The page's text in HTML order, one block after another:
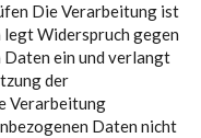
Die Verarbeitung ist
Widerspruch gegen
Daten ein und verlangt
der
Verarbeitung
Daten nicht